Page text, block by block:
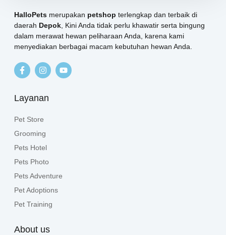
HalloPets merupakan petshop terlengkap dan terbaik di
daerah Depok , Kini Anda tidak perlu khawatir serta bingung
dalam merawat hewan peliharaan Anda, karena kami
menyediakan berbagai macam kebutuhan hewan Anda.
Layanan
Pet Store
Grooming
Pets Hotel
Pets Photo
Pets Adventure
Pet Adoptions
Pet Training
About us